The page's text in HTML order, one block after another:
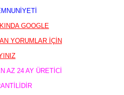
GOOGLE
YORUMLAR İÇİN
AZ 24 AY ÜRETİCİ